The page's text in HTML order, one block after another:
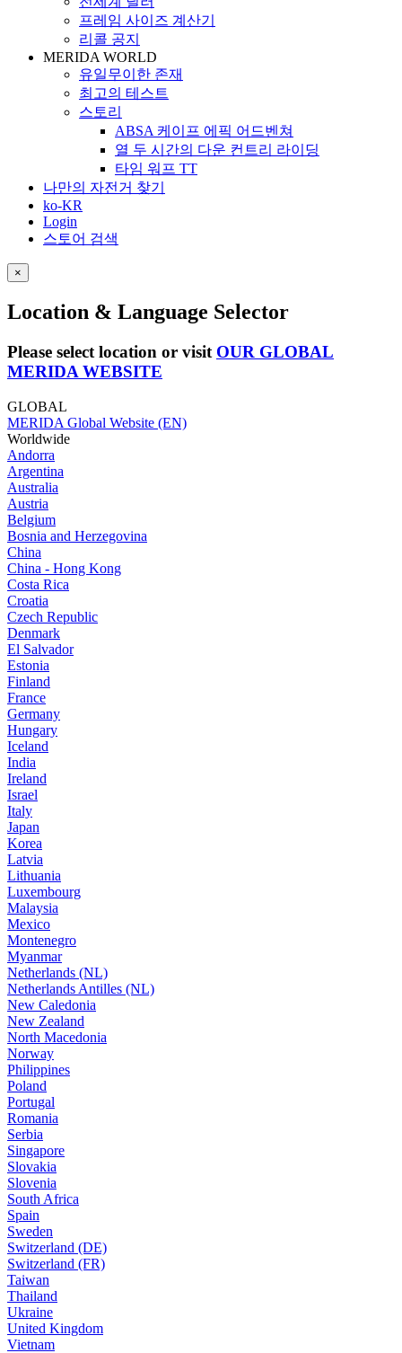
프레임 사이즈 계산기
리콜 공지
MERIDA WORLD
유일무이한 존재
최고의 테스트
스토리
ABSA 케이프 에픽 어드벤쳐
열 두 시간의 다운 컨트리 라이딩
타임 워프 TT
나만의 자전거 찾기
ko-KR
Login
스토어 검색
×
Location & Language Selector
Please select location or visit OUR GLOBAL
MERIDA WEBSITE
GLOBAL
MERIDA Global Website (EN)
Worldwide
Andorra
Argentina
Australia
Austria
Belgium
Bosnia and Herzegovina
China
China - Hong Kong
Costa Rica
Croatia
Czech Republic
Denmark
El Salvador
Estonia
Finland
France
Germany
Hungary
Iceland
India
Ireland
Israel
Italy
Japan
Korea
Latvia
Lithuania
Luxembourg
Malaysia
Mexico
Montenegro
Myanmar
Netherlands (NL)
Netherlands Antilles (NL)
New Caledonia
New Zealand
North Macedonia
Norway
Philippines
Poland
Portugal
Romania
Serbia
Singapore
Slovakia
Slovenia
South Africa
Spain
Sweden
Switzerland (DE)
Switzerland (FR)
Taiwan
Thailand
Ukraine
United Kingdom
Vietnam